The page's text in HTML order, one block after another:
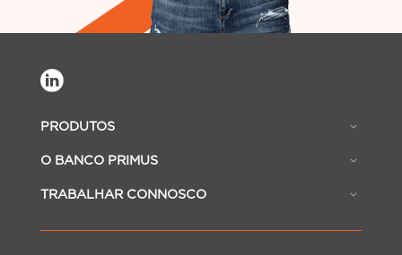
PRODUTOS
O BANCO PRIMUS
TRABALHAR CONNOSCO